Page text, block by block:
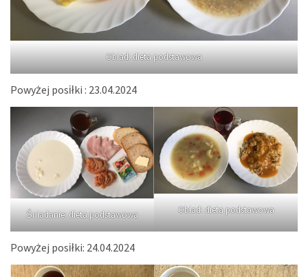
Obiad: dieta podstawowa
Powyżej posiłki : 23.04.2024
Śniadanie: dieta podstawowa Obiad: dieta podstawowa
Powyżej posiłki: 24.04.2024